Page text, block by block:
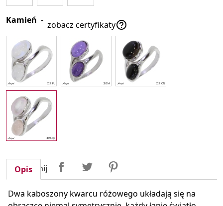
Kamień - zobacz certyfikaty
Udostępnij UdostępnijTweetuj
Opis
Dwa kaboszony kwarcu różowego układają się na